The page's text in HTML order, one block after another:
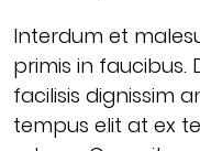
Interdum et
primis in faucibus.
facilisis dignissim
tempus elit at ex